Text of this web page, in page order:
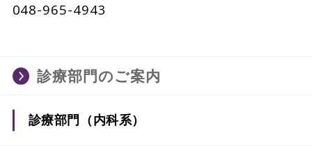
048-965-4943
診療部門のご案内
診療部門（内科系）